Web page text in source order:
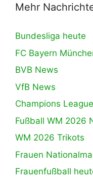
Mehr
Bundesliga heute
FC Bayern
BVB News
VfB News
Champions
Fußball WM 2026
WM 2026 Trikots
Frauen
Frauenfußball